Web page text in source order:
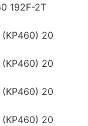
192F-2T
(KP460) 20
(KP460) 20
(KP460) 20
(KP460) 20